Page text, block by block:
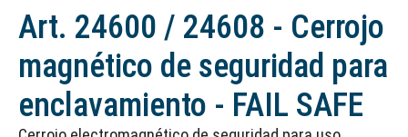
Art. 24600 / 24608 - Cerrojo
magnético de seguridad para
enclavamiento - FAIL SAFE